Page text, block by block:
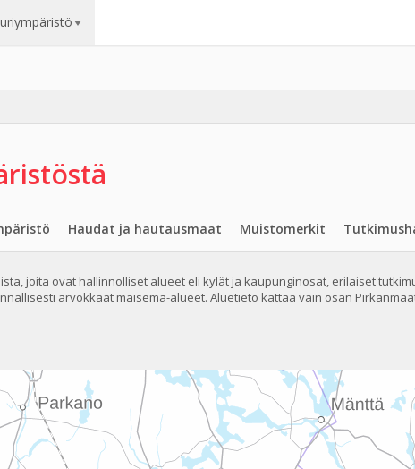
Haudat ja hautausmaat Muistomerkit
joita ovat hallinnolliset alueet eli kylät ja kaupunginosat, erilaiset
arvokkaat maisema-alueet. Aluetieto kattaa vain osan